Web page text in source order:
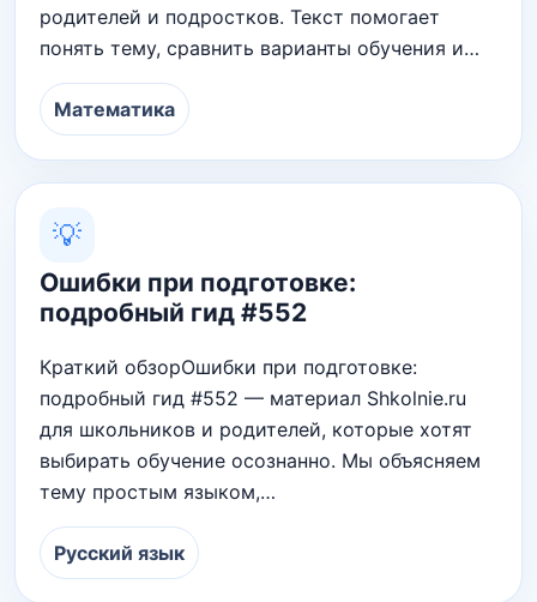
родителей и подростков. Текст помогает
понять тему, сравнить варианты обучения и…
Математика
💡
Ошибки при подготовке:
подробный гид #552
Краткий обзорОшибки при подготовке:
подробный гид #552 — материал Shkolnie.ru
для школьников и родителей, которые хотят
выбирать обучение осознанно. Мы объясняем
тему простым языком,…
Русский язык